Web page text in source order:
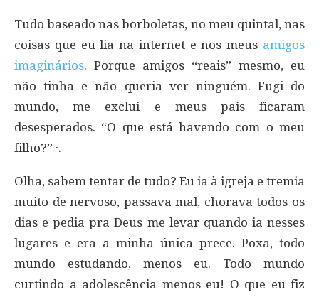
Tudo baseado nas borboletas, no meu quintal, nas
coisas que eu lia na internet e nos meus amigos
imaginários. Porque amigos “reais” mesmo, eu
não tinha e não queria ver ninguém. Fugi do
mundo, me exclui e meus pais ficaram
desesperados. “O que está havendo com o meu
filho?” ·.
Olha, sabem tentar de tudo? Eu ia à igreja e tremia
muito de nervoso, passava mal, chorava todos os
dias e pedia pra Deus me levar quando ia nesses
lugares e era a minha única prece. Poxa, todo
mundo estudando, menos eu. Todo mundo
curtindo a adolescência menos eu! O que eu fiz